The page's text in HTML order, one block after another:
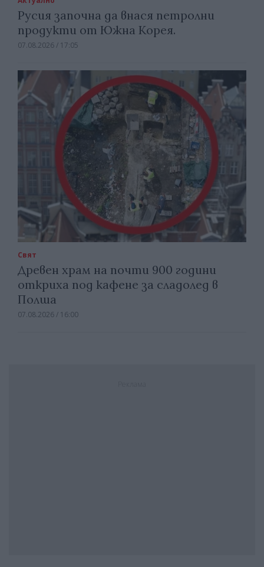
Русия започна да внася петролни
продукти от Южна Корея.
07.08.2026 / 17:05
Свят
Древен храм на почти 900 години
откриха под кафене за сладолед в
Полша
07.08.2026 / 16:00